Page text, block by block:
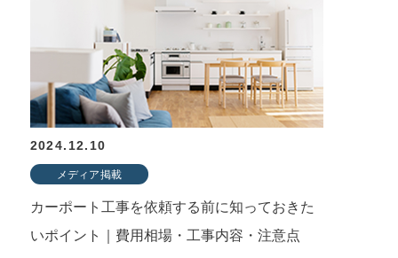
2024.12.10
メディア掲載
カーポート工事を依頼する前に知っておきた
いポイント｜費用相場・工事内容・注意点